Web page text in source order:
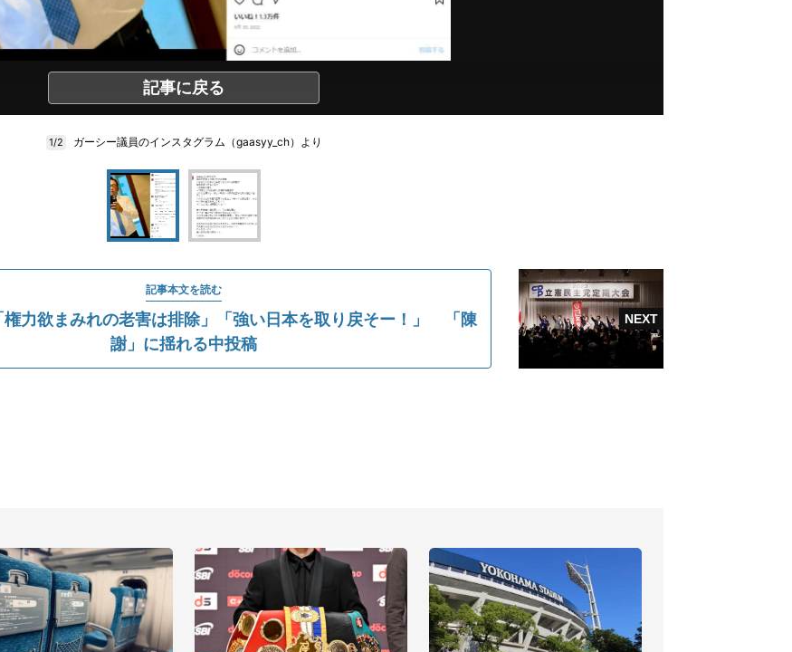
記事に戻る
1/2 ガーシー議員のインスタグラム（gaasyy_ch）より
記事本文を読む
権力欲まみれの老害は排除」「強い日本を取り戻そー！」 「陳
謝」に揺れる中投稿